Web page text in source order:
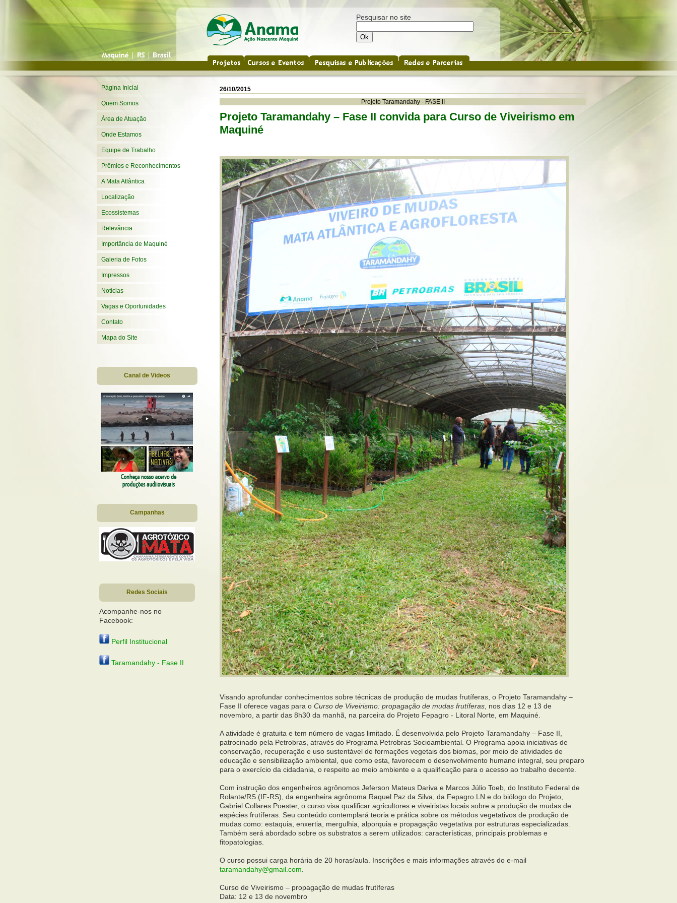
Pesquisar no site
Página Inicial
Quem Somos
Área de Atuação
Onde Estamos
Equipe de Trabalho
Prêmios e Reconhecimentos
A Mata Atlântica
Localização
Ecossistemas
Relevância
Importância de Maquiné
Galeria de Fotos
Impressos
Notícias
Vagas e Oportunidades
Contato
Mapa do Site
Canal de Videos
Campanhas
Redes Sociais
Acompanhe-nos no
Facebook:
Perfil Institucional
Taramandahy - Fase II
26/10/2015
Projeto Taramandahy - FASE II
Projeto Taramandahy – Fase II convida para Curso de Viveirismo em
Maquiné
Visando aprofundar conhecimentos sobre técnicas de produção de mudas frutíferas, o Projeto Taramandahy –
Fase II oferece vagas para o Curso de Viveirismo: propagação de mudas frutíferas , nos dias 12 e 13 de
novembro, a partir das 8h30 da manhã, na parceira do Projeto Fepagro - Litoral Norte, em Maquiné.
A atividade é gratuita e tem número de vagas limitado. É desenvolvida pelo Projeto Taramandahy – Fase II,
patrocinado pela Petrobras, através do Programa Petrobras Socioambiental. O Programa apoia iniciativas de
conservação, recuperação e uso sustentável de formações vegetais dos biomas, por meio de atividades de
educação e sensibilização ambiental, que como esta, favorecem o desenvolvimento humano integral, seu preparo
para o exercício da cidadania, o respeito ao meio ambiente e a qualificação para o acesso ao trabalho decente.
Com instrução dos engenheiros agrônomos Jeferson Mateus Dariva e Marcos Júlio Toeb, do Instituto Federal de
Rolante/RS (IF-RS), da engenheira agrônoma Raquel Paz da Silva, da Fepagro LN e do biólogo do Projeto,
Gabriel Collares Poester, o curso visa qualificar agricultores e viveiristas locais sobre a produção de mudas de
espécies frutíferas. Seu conteúdo contemplará teoria e prática sobre os métodos vegetativos de produção de
mudas como: estaquia, enxertia, mergulhia, alporquia e propagação vegetativa por estruturas especializadas.
Também será abordado sobre os substratos a serem utilizados: características, principais problemas e
fitopatologias.
O curso possui carga horária de 20 horas/aula. Inscrições e mais informações através do e-mail
taramandahy@gmail.com
Curso de Viveirismo – propagação de mudas frutíferas
Data: 12 e 13 de novembro